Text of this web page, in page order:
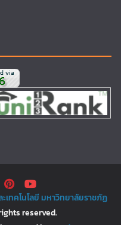
ทคโนโลยี มหาวิทยาลัยราชภัฏ
reserved.